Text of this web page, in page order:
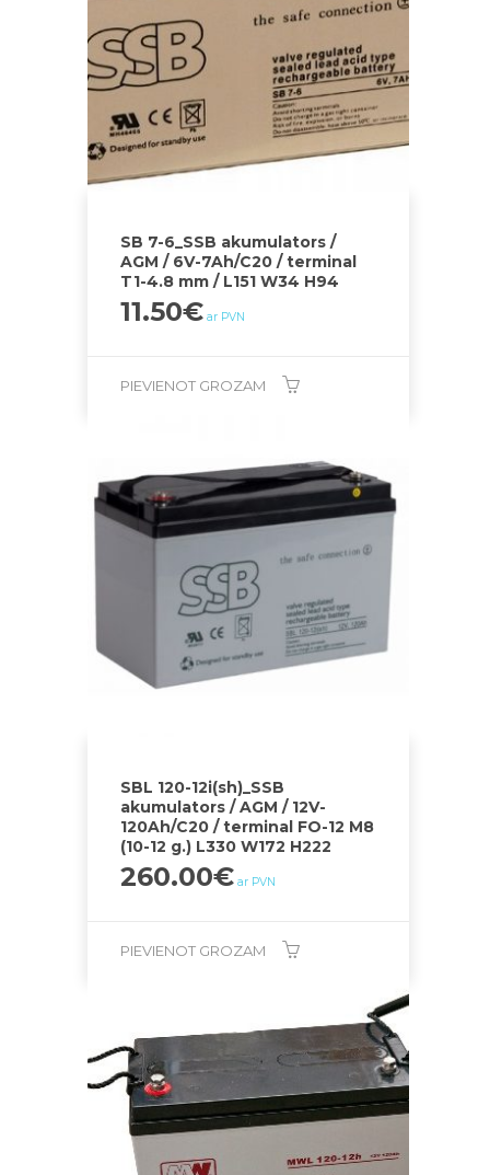
SB 7-6_SSB akumulators /
AGM / 6V-7Ah/C20 / terminal
T1-4.8 mm / L151 W34 H94
11.50€ ar PVN
PIEVIENOT GROZAM
SBL 120-12i(sh)_SSB
akumulators / AGM / 12V-
120Ah/C20 / terminal FO-12 M8
(10-12 g.) L330 W172 H222
260.00€ ar PVN
PIEVIENOT GROZAM